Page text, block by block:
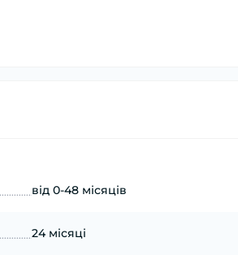
від 0-48 місяців
24 місяці